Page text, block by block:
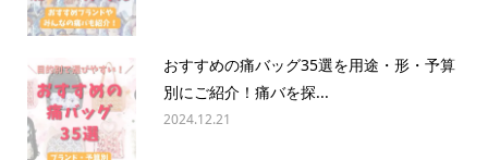
おすすめの痛バッグ35選を用途・形・予算
別にご紹介！痛バを探...
2024.12.21